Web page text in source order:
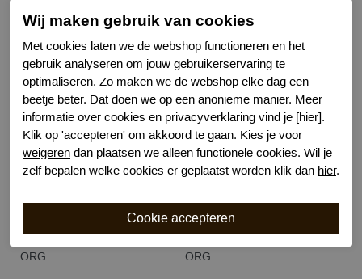
Gerelateerde producten
-20%
Tessy rodhes bradi top
ORG
-20%
Tessy rodhes max slip
ORG
Wij maken gebruik van cookies
Met cookies laten we de webshop functioneren en het
gebruik analyseren om jouw gebruikerservaring te
optimaliseren. Zo maken we de webshop elke dag een
beetje beter. Dat doen we op een anonieme manier. Meer
informatie over cookies en privacyverklaring vind je [hier].
Klik op 'accepteren' om akkoord te gaan. Kies je voor
weigeren dan plaatsen we alleen functionele cookies. Wil je
zelf bepalen welke cookies er geplaatst worden klik dan hier.